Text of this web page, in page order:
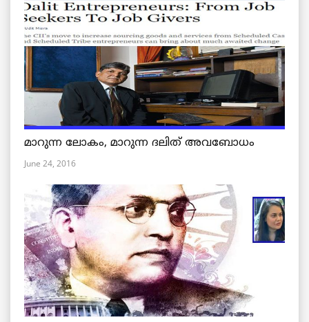
മാറുന്ന ലോകം, മാറുന്ന ദലിത് അവബോധം
June 24, 2016